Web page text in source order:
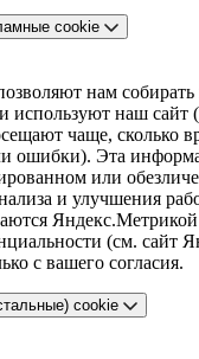
cookie
нам
используют наш сайт
чаще, сколько
ошибки). Эта
или
и улучшения
Яндекс.Метрикой
(см. сайт
с вашего согласия.
cookie